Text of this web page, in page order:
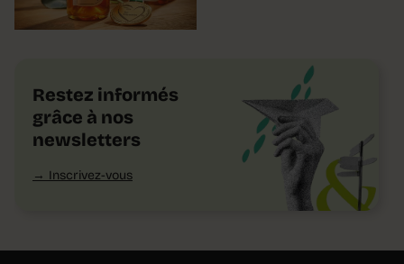
Restez informés
grâce à nos
newsletters
Inscrivez-vous